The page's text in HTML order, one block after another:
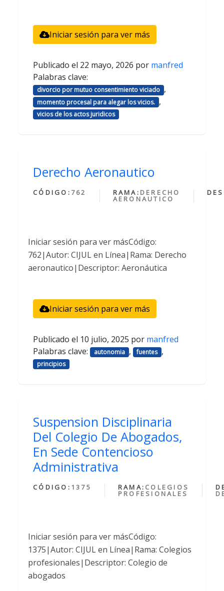
Iniciar sesión para ver más
Publicado el 22 mayo, 2026 por manfred
Palabras clave:
divorcio por mutuo consentimiento viciado ,
momento procesal para alegar los vicios. ,
vicios de los actos juridicos
Derecho Aeronautico
CÓDIGO: 762 RAMA: DERECHO
AERONAUTICO
Iniciar sesión para ver másCódigo:
762|Autor: CIJUL en Línea|Rama: Derecho
aeronautico|Descriptor: Aeronáutica
Iniciar sesión para ver más
Publicado el 10 julio, 2025 por manfred
Palabras clave:
autonomia , fuentes ,
principios
Suspension Disciplinaria
Del Colegio De Abogados,
En Sede Contencioso
Administrativa
CÓDIGO: 1375 RAMA: COLEGIOS
PROFESIONALES
Iniciar sesión para ver másCódigo:
1375|Autor: CIJUL en Línea|Rama: Colegios
profesionales|Descriptor: Colegio de
abogados